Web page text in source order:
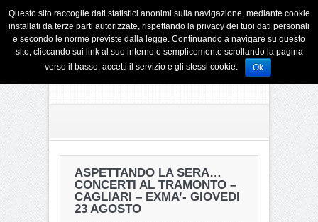
ASPETTANDO LA SERA…
CONCERTI AL TRAMONTO –
CAGLIARI – EXMA’- GIOVEDI
23 AGOSTO
Questo sito raccoglie dati statistici anonimi sulla navigazione, mediante cookie
installati da terze parti autorizzate, rispettando la privacy dei tuoi dati personali
e secondo le norme previste dalla legge. Continuando a navigare su questo
sito, cliccando sui link al suo interno o semplicemente scrollando la pagina
verso il basso, accetti il servizio e gli stessi cookie.
Ok